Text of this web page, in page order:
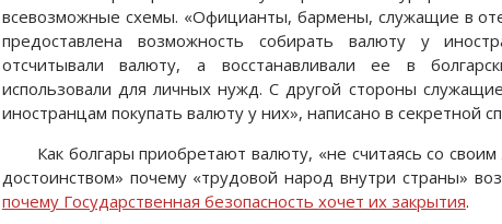
всевозможные схемы. «Официанты, бармены, служащие в
предоставлена возможность собирать валюту у
отсчитывали валюту, а восстанавливали ее в
использовали для личных нужд. С другой стороны
иностранцам покупать валюту у них», написано в секретной
Как болгары приобретают валюту, «не считаясь со
достоинством» почему «трудовой народ внутри страны»
почему Государственная безопасность хочет их закрытия.